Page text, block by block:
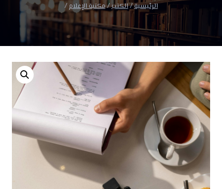
الرئيسية/الكتب/مكتبة الإعلام/